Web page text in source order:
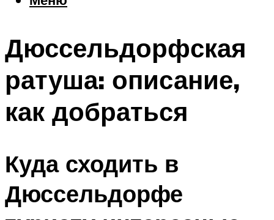
Шоппинг
Меню
Дюссельдорфская
ратуша: описание,
как добраться
Куда сходить в
Дюссельдорфе